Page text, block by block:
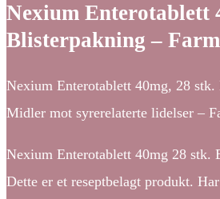
Nexium Enterotablett
Blisterpakning –
Nexium Enterotablett 40mg, 28
Midler mot syrerelaterte lidelser –
Nexium Enterotablett 40mg 28 stk.
Dette er et reseptbelagt produkt.